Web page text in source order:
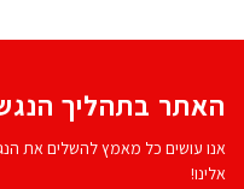
האתר בתהליך
אנו עושים כל מאמץ להשלים את
אלינו!